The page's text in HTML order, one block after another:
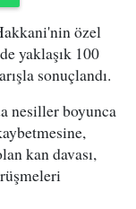
özel
yaklaşık 100
sonuçlandı.
nesiller boyunca
kan davası,